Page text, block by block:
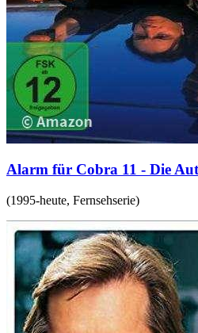
Alarm für Cobra 11 - Die
(1995-heute, Fernsehserie)